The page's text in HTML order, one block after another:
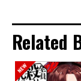
Related